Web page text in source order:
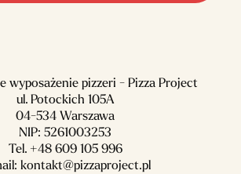
wyposażenie pizzeri - Pizza Project
ul. Potockich 105A
04-534 Warszawa
NIP: 5261003253
Tel. +48 609 105 996
kontakt@pizzaproject.pl